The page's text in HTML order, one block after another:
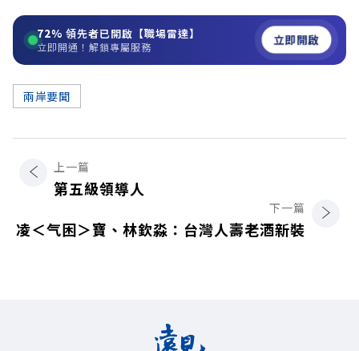
72% 領先者已開啟【職場雷達】
立即開通！解鎖專屬服務 立即開啟
兩岸要聞
上一篇
第五級領導人
下一篇
凌＜气困＞寶、林欽淼：台灣人壽老酒新裝